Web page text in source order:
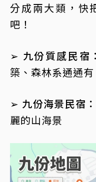
分成兩大類，快
吧！
➢ 九份質感民宿：
築、森林系通通
➢ 九份海景民宿：
麗的山海景